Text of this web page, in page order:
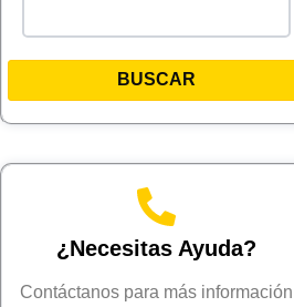
BUSCAR
¿Necesitas Ayuda?
Contáctanos para más información